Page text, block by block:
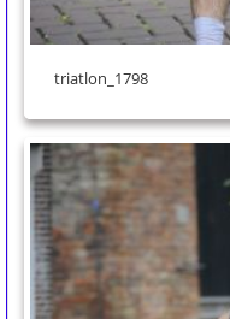
triatlon_1798